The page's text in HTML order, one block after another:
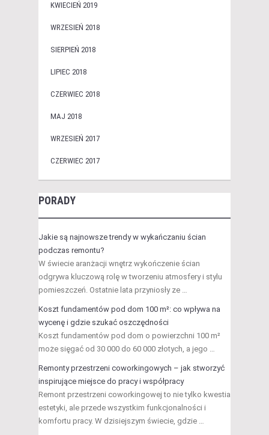
KWIECIEŃ 2019
WRZESIEŃ 2018
SIERPIEŃ 2018
LIPIEC 2018
CZERWIEC 2018
MAJ 2018
WRZESIEŃ 2017
CZERWIEC 2017
PORADY
Jakie są najnowsze trendy w wykańczaniu ścian
podczas remontu?
W świecie aranżacji wnętrz wykończenie ścian
odgrywa kluczową rolę w tworzeniu atmosfery i stylu
pomieszczeń. Ostatnie lata przyniosły ze …
Koszt fundamentów pod dom 100 m²: co wpływa na
wycenę i gdzie szukać oszczędności
Koszt fundamentów pod dom o powierzchni 100 m²
może sięgać od 30 000 do 60 000 złotych, a jego …
Remonty przestrzeni coworkingowych – jak stworzyć
inspirujące miejsce do pracy i współpracy
Remont przestrzeni coworkingowej to nie tylko kwestia
estetyki, ale przede wszystkim funkcjonalności i
komfortu pracy. W dzisiejszym świecie, gdzie …